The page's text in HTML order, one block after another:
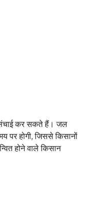
कर सकते हैं। जल
पर होगी, जिससे किसानों
होने वाले किसान